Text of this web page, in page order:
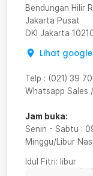
Bendungan Hilir
Jakarta Pusat
DKI Jakarta
Lihat
Telp : (021) 39
Whatsapp Sales
Jam buka:
Senin - Sabtu :
Minggu/Libur
Idul Fitri: libur